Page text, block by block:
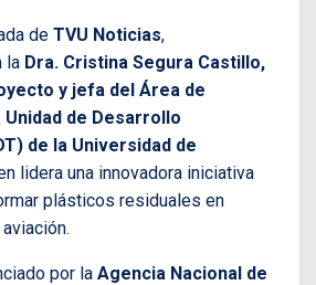
de TVU Noticias,
la Dra. Cristina Segura Castillo,
y jefa del Área de
de Desarrollo
de la Universidad de
lidera una innovadora iniciativa
plásticos residuales en
por la Agencia Nacional de